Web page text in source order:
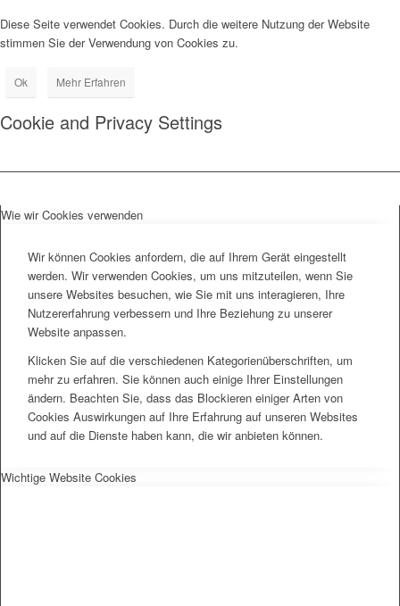
Diese Seite verwendet Cookies. Durch die weitere Nutzung der Website
stimmen Sie der Verwendung von Cookies zu.
Ok Mehr Erfahren
Cookie and Privacy Settings
Wie wir Cookies verwenden
Wir können Cookies anfordern, die auf Ihrem Gerät eingestellt
werden. Wir verwenden Cookies, um uns mitzuteilen, wenn Sie
unsere Websites besuchen, wie Sie mit uns interagieren, Ihre
Nutzererfahrung verbessern und Ihre Beziehung zu unserer
Website anpassen.
Klicken Sie auf die verschiedenen Kategorienüberschriften, um
mehr zu erfahren. Sie können auch einige Ihrer Einstellungen
ändern. Beachten Sie, dass das Blockieren einiger Arten von
Cookies Auswirkungen auf Ihre Erfahrung auf unseren Websites
und auf die Dienste haben kann, die wir anbieten können.
Wichtige Website Cookies